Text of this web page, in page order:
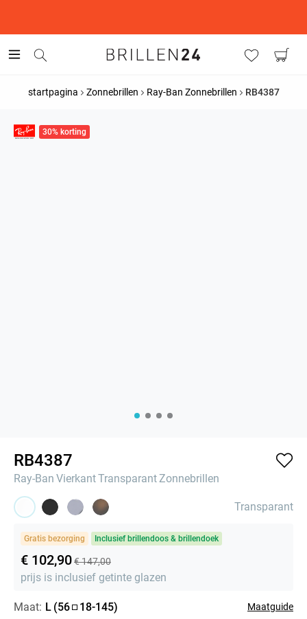
startpagina Zonnebrillen Ray-Ban Zonnebrillen RB4387
30% korting
RB4387
Ray-Ban VierkantTransparantZonnebrillen
Transparant
Gratis bezorging Inclusief brillendoos & brillendoek
€ 102,90€ 147,00
prijs is inclusief getinte glazen
Maat: L (56 18-145) Maatguide